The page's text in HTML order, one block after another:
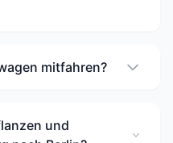
mitfahren?
und